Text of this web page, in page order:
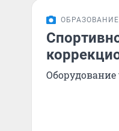
ОБРАЗОВАНИЕ